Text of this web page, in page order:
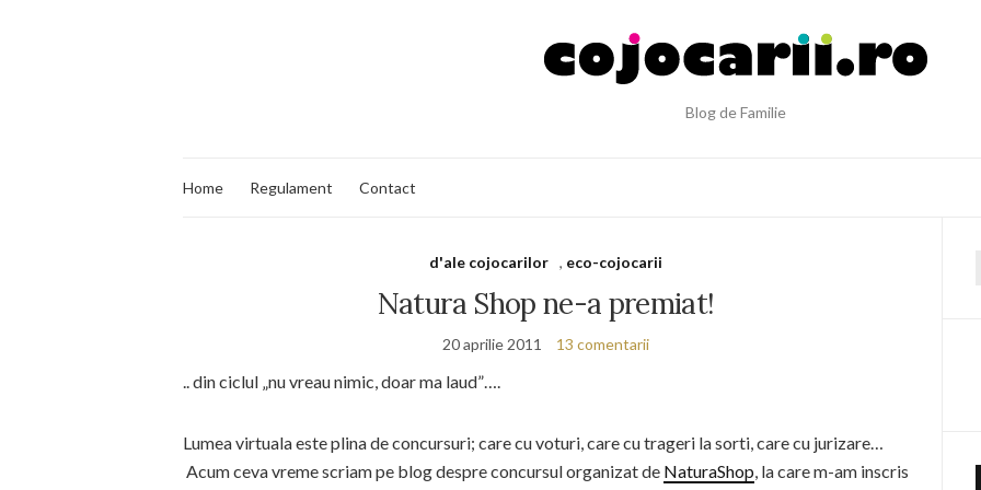
Blog de Familie
Home Regulament Contact
d'ale cojocarilor , eco-cojocarii
Natura Shop ne-a premiat!
20 aprilie 2011 13 comentarii
.. din ciclul „nu vreau nimic, doar ma laud”….
Lumea virtuala este plina de concursuri; care cu voturi, care cu trageri la sorti, care cu jurizare…
Acum ceva vreme scriam pe blog despre concursul organizat de NaturaShop, la care m-am inscris